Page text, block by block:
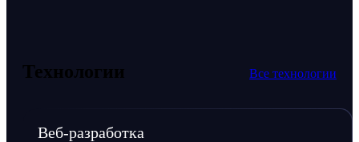
Технологии Все технологии
Веб-разработка